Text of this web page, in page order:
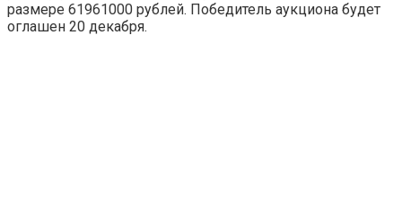
размере 61961000 рублей. Победитель аукциона будет
оглашен 20 декабря.